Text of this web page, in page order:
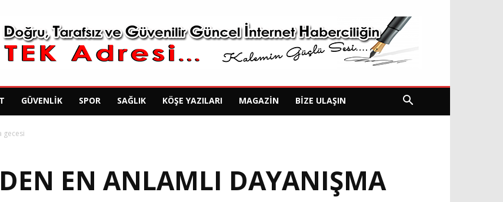
GÜVENLIK SPOR SAĞLIK KÖŞE YAZILARI MAGAZIN BIZE ULAŞIN
gecesi
EN ANLAMLI DAYANIŞMA